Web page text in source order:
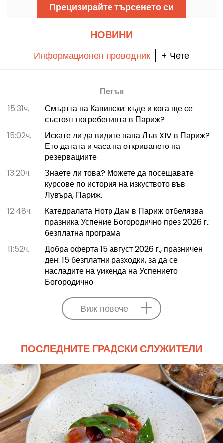
Прецизирайте търсенето си
НОВИНИ
Информационен проводник + Чете
Петък
15:31ч.
Смъртта на Кавински: къде и кога ще се
състоят погребенията в Париж?
15:02ч.
Искате ли да видите папа Лъв XIV в Париж?
Ето датата и часа на откриването на
резервациите
13:20ч.
Знаете ли това? Можете да посещавате
курсове по история на изкуството във
Лувъра, Париж.
12:48ч.
Катедралата Нотр Дам в Париж отбелязва
празника Успение Богородично през 2026 г.:
безплатна програма
11:52ч.
Добра оферта 15 август 2026 г., празничен
ден: 15 безплатни разходки, за да се
насладите на уикенда на Успението
Богородично
Виж повече
ПОСЛЕДНИТЕ ГРАДСКИ СЛУЖИТЕЛИ